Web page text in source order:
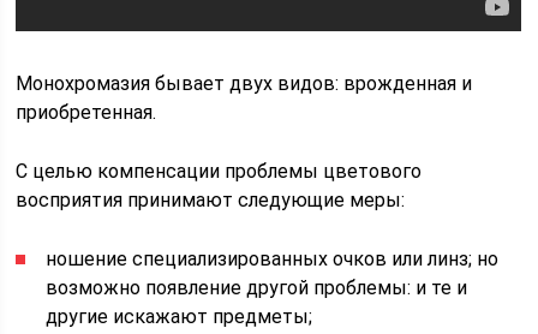
Монохромазия бывает двух видов: врожденная и
приобретенная.
С целью компенсации проблемы цветового
восприятия принимают следующие меры:
ношение специализированных очков или линз; но
возможно появление другой проблемы: и те и
другие искажают предметы;